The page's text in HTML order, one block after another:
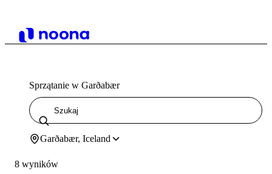
Sprzątanie w Garðabær
Garðabær, Iceland
8 wyników